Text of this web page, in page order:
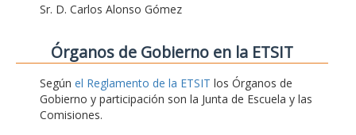
Sr. D. Carlos Alonso Gómez
Órganos de Gobierno en la ETSIT
Según el Reglamento de la ETSIT los Órganos de
Gobierno y participación son la Junta de Escuela y las
Comisiones.